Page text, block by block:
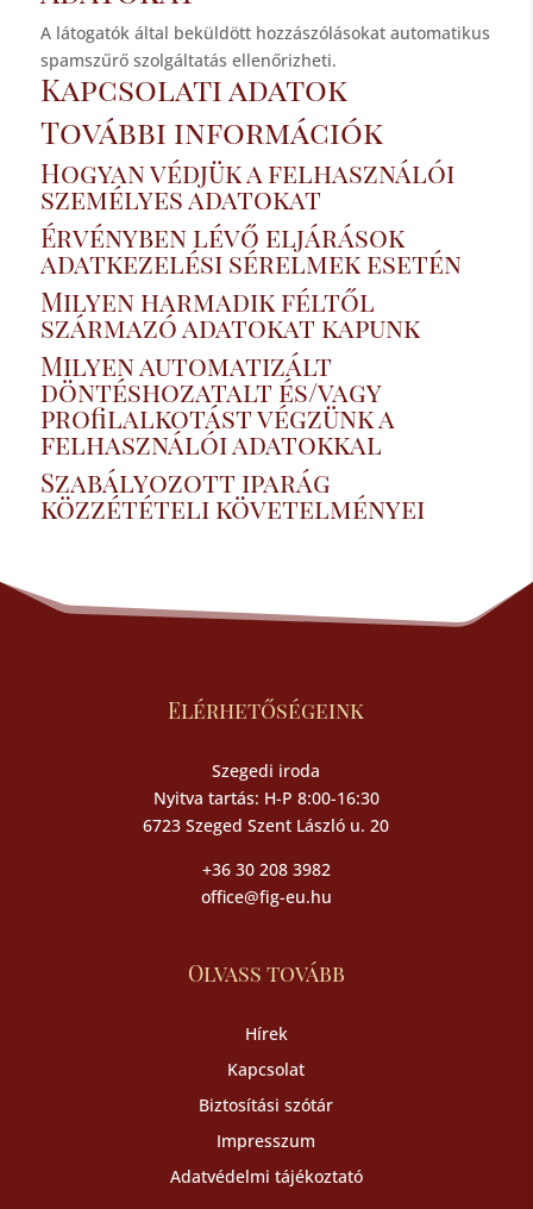
A látogatók által beküldött hozzászólásokat automatikus
spamszűrő szolgáltatás ellenőrizheti.
Kapcsolati adatok
További információk
Hogyan védjük a felhasználói
személyes adatokat
Érvényben lévő eljárások
adatkezelési sérelmek esetén
Milyen harmadik féltől
származó adatokat kapunk
Milyen automatizált
döntéshozatalt és/vagy
profilalkotást végzünk a
felhasználói adatokkal
Szabályozott iparág
közzétételi követelményei
Elérhetőségeink
Szegedi iroda
Nyitva tartás: H-P 8:00-16:30
6723 Szeged Szent László u. 20
+36 30 208 3982
office@fig-eu.hu
Olvass tovább
Hírek
Kapcsolat
Biztosítási szótár
Impresszum
Adatvédelmi tájékoztató